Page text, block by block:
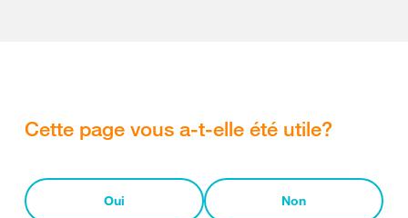
Cette page vous a-t-elle été utile?
Oui Non